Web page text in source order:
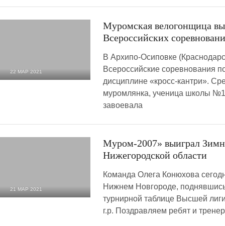
22 МАР 2021
Муромская велогонщица
Всероссийских
В Архипо-Осиповке
Всероссийские соревнования
дисциплине «кросс-кантри».
муромлянка, ученица школы
завоевала
21 МАР 2021
Муром-2007» выиграл
Нижегородской области
Команда Олега Конюхова
Нижнем Новгороде,
турнирной таблице Высшей
г.р. Поздравляем ребят и